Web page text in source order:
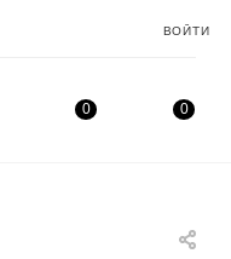
ВОЙТИ
0
0